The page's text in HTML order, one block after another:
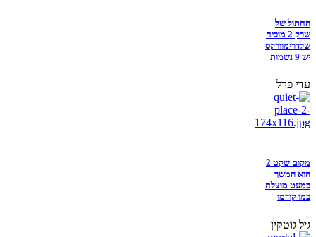
החתול של
שרק 2 מוכיח
שלדרימוורקס
יש 9 נשמות
עדי פרל
מקום שקט 2
הוא המשך
כמעט מוצלח
כמו קודמו
גיל גוטקין